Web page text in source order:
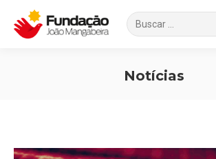
Search:
Notícias